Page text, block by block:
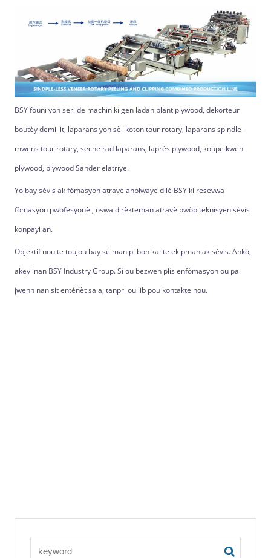
BSY founi yon seri de machin ki gen ladan plant plywood, dekorteur
boutèy demi lit, laparans yon sèl-koton tour rotary, laparans spindle-
mwens tour rotary, seche rad laparans, laprès plywood, koupe kwen
plywood, plywood Sander elatriye.
Yo bay sèvis ak fòmasyon atravè anplwaye dilè BSY ki resevwa
fòmasyon pwofesyonèl, oswa dirèkteman atravè pwòp teknisyen sèvis
konpayi an.
Objektif nou te toujou bay sèlman pi bon kalite ekipman ak sèvis. Ankò,
akeyi nan BSY Industry Group. Si ou bezwen plis enfòmasyon ou pa
jwenn nan sit entènèt sa a, tanpri ou lib pou kontakte nou.